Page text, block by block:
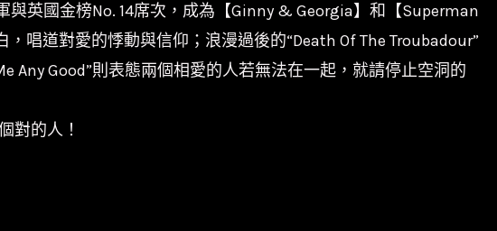
英國金榜No. 14席次，成為【Ginny & Georgia】和【Superman
唱道對愛的悸動與信仰；浪漫過後的“Death Of The Troubadour”
Any Good”則表態兩個相愛的人若無法在一起，就請停止空洞的
對的人！